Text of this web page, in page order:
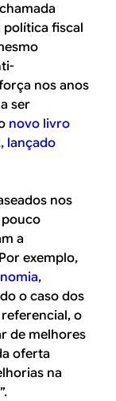
política fiscal
nos anos
ser
novo livro
lançado
nos
a
exemplo,
o caso dos
o
de melhores
oferta
na
”.